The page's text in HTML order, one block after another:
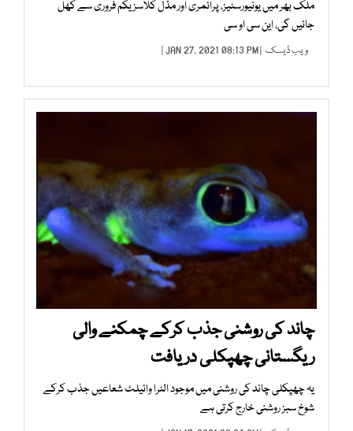
ملک بھر میں یونیورسٹیز، پرائمری اور مڈل کلاسز یکم فروری سے کھل
جائیں گی، این سی او سی
ویب ڈیسک | JAN 27, 2021 08:13 PM |
چاند کی روشنی جذب کرکے چمکنے والی
ریگستانی چھپکلی دریافت
یہ چھپکلی چاند کی روشنی میں موجود الٹرا وائیلٹ شعاعیں جذب کرکے
شوخ سبز روشنی خارج کرتی ہے